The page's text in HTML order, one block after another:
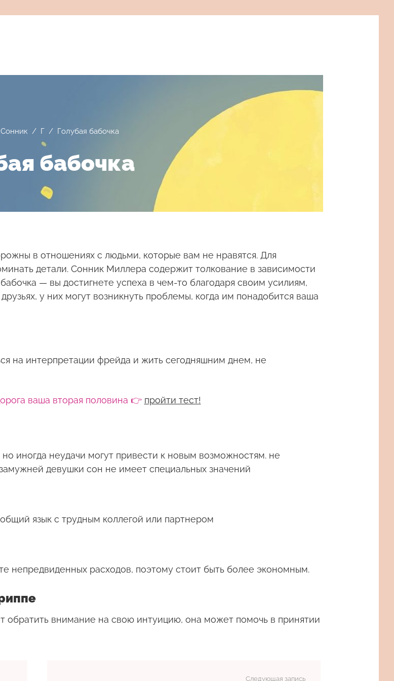
Сонник / Г/ Голубая бабочка
бабочка
в отношениях с людьми, которые вам не нравятся. Для
детали. Сонник Миллера содержит толкование в зависимости
— вы достигнете успеха в чем-то благодаря своим усилиям,
у них могут возникнуть проблемы, когда им понадобится ваша
на интерпретации фрейда и жить сегодняшним днем, не
ваша вторая половина 👉 пройти тест!
иногда неудачи могут привести к новым возможностям. не
девушки сон не имеет специальных значений
язык с трудным коллегой или партнером
непредвиденных расходов, поэтому стоит быть более экономным.
обратить внимание на свою интуицию, она может помочь в принятии
Следующая запись